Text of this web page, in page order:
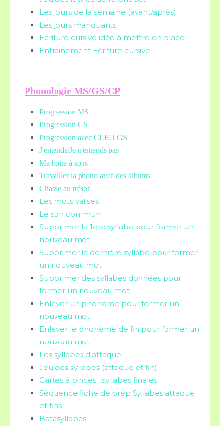
Les jours de la semaine (avant/après)
Les jours manquants
Ecriture cursive idée à mettre en place
Entrainement Ecriture cursive
Phonologie MS/GS/CP
Progression MS
Progression GS
Progression avec CLEO GS
J'entends/Je n'entends pas
Ma boite à sons
Travailler la phono avec des albums
Chasse au trésor
Les mots valises
Le son commun
Supprimer la 1ere syllabe pour former un
nouveau mot
Supprimer la dernière syllabe pour former
un nouveau mot
Supprimer des syllabes données pour
former un nouveau mot
Enlever un phonème pour former un
nouveau mot
Enlever le phonème de fin pour former un
nouveau mot
Les syllabes d'attaque
Jeu des syllabes (attaque et fin)
Cartes à pinces : syllabes finales
Séquence fiche de prép Syllabes attaque
et fins
Batasyllabes